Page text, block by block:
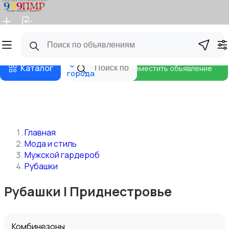
Главная
Каталог
города
Разместить объявление
Главная
Мода и стиль
Мужской гардероб
Рубашки
Рубашки | Приднестровье
Комбинезоны